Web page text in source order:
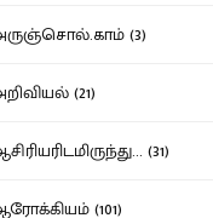
(3)
(21)
(31)
(101)